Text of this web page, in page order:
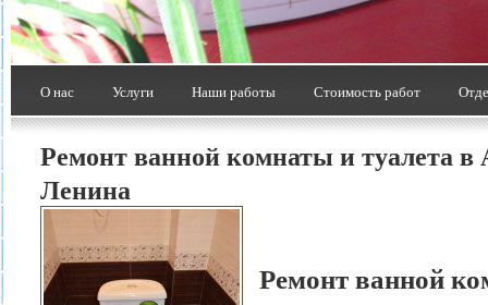
О нас Услуги Наши работы Стоимость работ
Ремонт ванной комнаты и туалета в
Ленина
Ремонт ванной